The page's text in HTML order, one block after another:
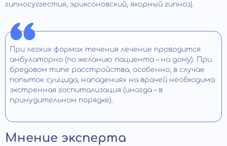
гипносуггестия, эриксоновский, якорный гипноз).
При легких формах течения лечение проводится
амбулаторно (по желанию пациента – на дому). При
бредовом типе расстройства, особенно, в случае
попыток суицида, нападениях на врачей необходима
экстренная госпитализация (иногда – в
принудительном порядке).
Мнение эксперта